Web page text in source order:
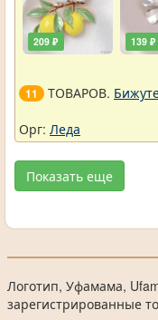
209 ₽ 139 ₽
11 ТОВАРОВ.
Орг: Леда
Показать еще
Логотип, Уфамама,
зарегистрированные